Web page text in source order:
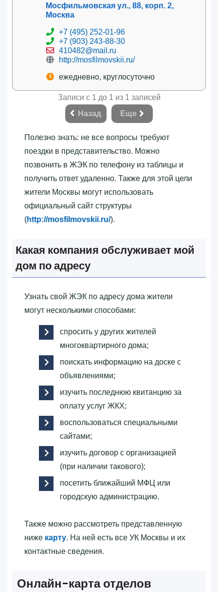
Мосфильмовская ул., 88, корп. 2,
Москва
+7 (495) 252-01-96
+7 (903) 243-88-30
410482@mail.ru
http://mosfilmovskii.ru/
ежедневно, круглосуточно
Записи с 1 до 1 из 1 записей
Назад
Еще
Полезно знать: не все вопросы требуют
поездки в представительство. Можно
позвонить в ЖЭК по телефону из таблицы и
получить ответ удаленно. Также для этой цели
жители Москвы могут использовать
официальный сайт структуры
(http://mosfilmovskii.ru/).
Какая компания обслуживает мой
дом по адресу
Узнать свой ЖЭК по адресу дома жители
могут несколькими способами:
спросить у других жителей
многоквартирного дома;
поискать информацию на доске с
объявлениями;
изучить последнюю квитанцию за
оплату услуг ЖКХ;
воспользоваться специальными
сайтами;
изучить договор с организацией
(при наличии такового);
посетить ближайший МФЦ или
городскую администрацию.
Также можно рассмотреть представленную
ниже карту. На ней есть все УК Москвы и их
контактные сведения.
Онлайн-карта отделов